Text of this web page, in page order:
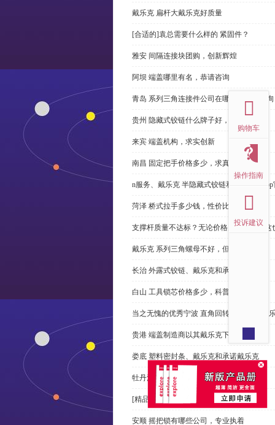
戴乐克 扁杆大戴乐克好质量
[合适的]袁总需要什么样的 紧固件？
雅安 间隔连接块团购，创新辉煌
阿坝 端盖哪里有名，恭请咨询
青岛 系列三角连接件公司在哪里，免费咨询
贵州 隐藏式铰链什么牌子好，恭请来电
来宾 端盖机构，求实创新
南昌 固定把手价格多少，求真务实
n服务、戴乐克 半隐藏式铰链和米乐体育
菏泽 桥式拉手多少钱，性价比高
支撑杆质量不达标？无论价格多么便宜，这
戴乐克 系列三角螺母不好，但更好
长治 外露式铰链、戴乐克和承诺戴乐克
白山 工具锁芯价格多少，科普
当之无愧的优秀宁波 直角回转锁制造商-戴
贵港 端盖制造商以其戴乐克下单
娄底 塑料密封条、戴乐克和承诺戴乐克
牡丹江 拉手有哪些，正道经营
[精品店]总是推荐发光 导槽
安顺 摇把锁有哪些公司，专业执着
购物车
操作指南
投诉建议